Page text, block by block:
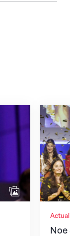
Noe
Noe